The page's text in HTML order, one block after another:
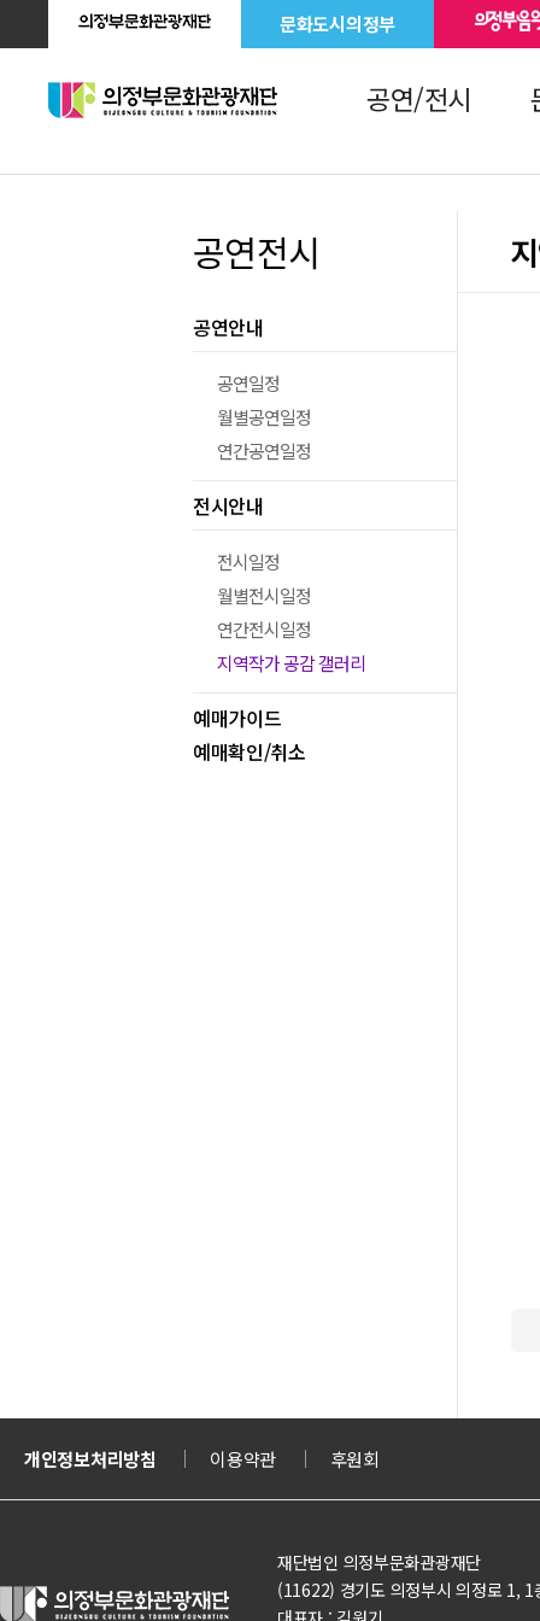
문화도시의정부
공연/전시
공연전시
공연안내
공연일정
월별공연일정
연간공연일정
전시안내
전시일정
월별전시일정
연간전시일정
지역작가 공감 갤러리
예매가이드
예매확인/취소
개인정보처리방침 이용약관 후원회
켓 의정부도시교육재단 의정부도시공사
재단법인 의정부문화관광재단
(11622) 경기도 의정부시 의정로